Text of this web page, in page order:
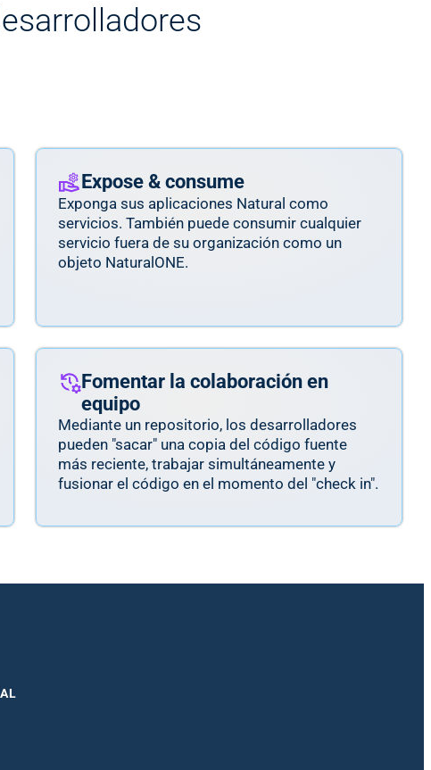
Expose & consume
Exponga sus aplicaciones Natural como
servicios. También puede consumir cualquier
servicio fuera de su organización como un
objeto NaturalONE.
Fomentar la colaboración en
equipo
Mediante un repositorio, los desarrolladores
pueden "sacar" una copia del código fuente
más reciente, trabajar simultáneamente y
fusionar el código en el momento del "check in".